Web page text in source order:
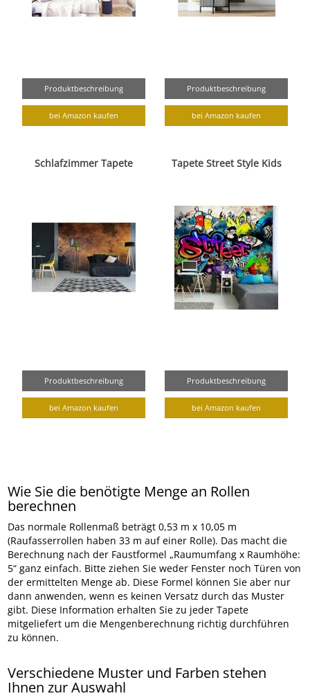
Produktbeschreibung
bei Amazon kaufen
Produktbeschreibung
bei Amazon kaufen
Schlafzimmer Tapete
Produktbeschreibung
bei Amazon kaufen
Tapete Street Style Kids
Produktbeschreibung
bei Amazon kaufen
Wie Sie die benötigte Menge an Rollen
berechnen
Das normale Rollenmaß beträgt 0,53 m x 10,05 m
(Raufasserrollen haben 33 m auf einer Rolle). Das macht die
Berechnung nach der Faustformel „Raumumfang x Raumhöhe:
5“ ganz einfach. Bitte ziehen Sie weder Fenster noch Türen von
der ermittelten Menge ab. Diese Formel können Sie aber nur
dann anwenden, wenn es keinen Versatz durch das Muster
gibt. Diese Information erhalten Sie zu jeder Tapete
mitgeliefert um die Mengenberechnung richtig durchführen
zu können.
Verschiedene Muster und Farben stehen
Ihnen zur Auswahl